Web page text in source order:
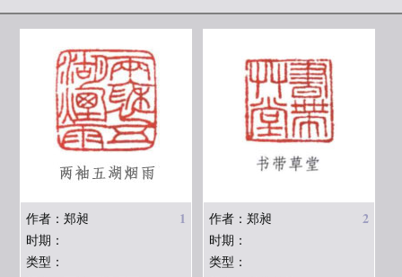
安全网站
显广告 捐赠 繁體版 登录
1
作者：郑昶
时期：
类型：
2
作者：郑昶
时期：
类型：